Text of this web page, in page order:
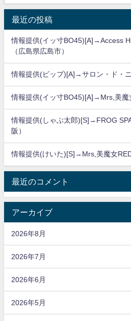
最近の投稿
情報提供(イッ寸BO45)[A]→Access
（広島県広島市）
情報提供(ピップ)[A]→サロン・ド・
情報提供(イッ寸BO45)[A]→Mrs,美魔
情報提供(しゃぶ太郎)[S]→FROG
阪）
情報提供(けいた)[S]→Mrs,美魔女
最近のコメント
アーカイブ
2026年8月
2026年7月
2026年6月
2026年5月